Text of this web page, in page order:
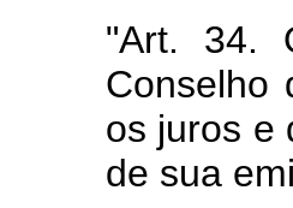
"Art. 34.
Conselho
os juros e
de sua